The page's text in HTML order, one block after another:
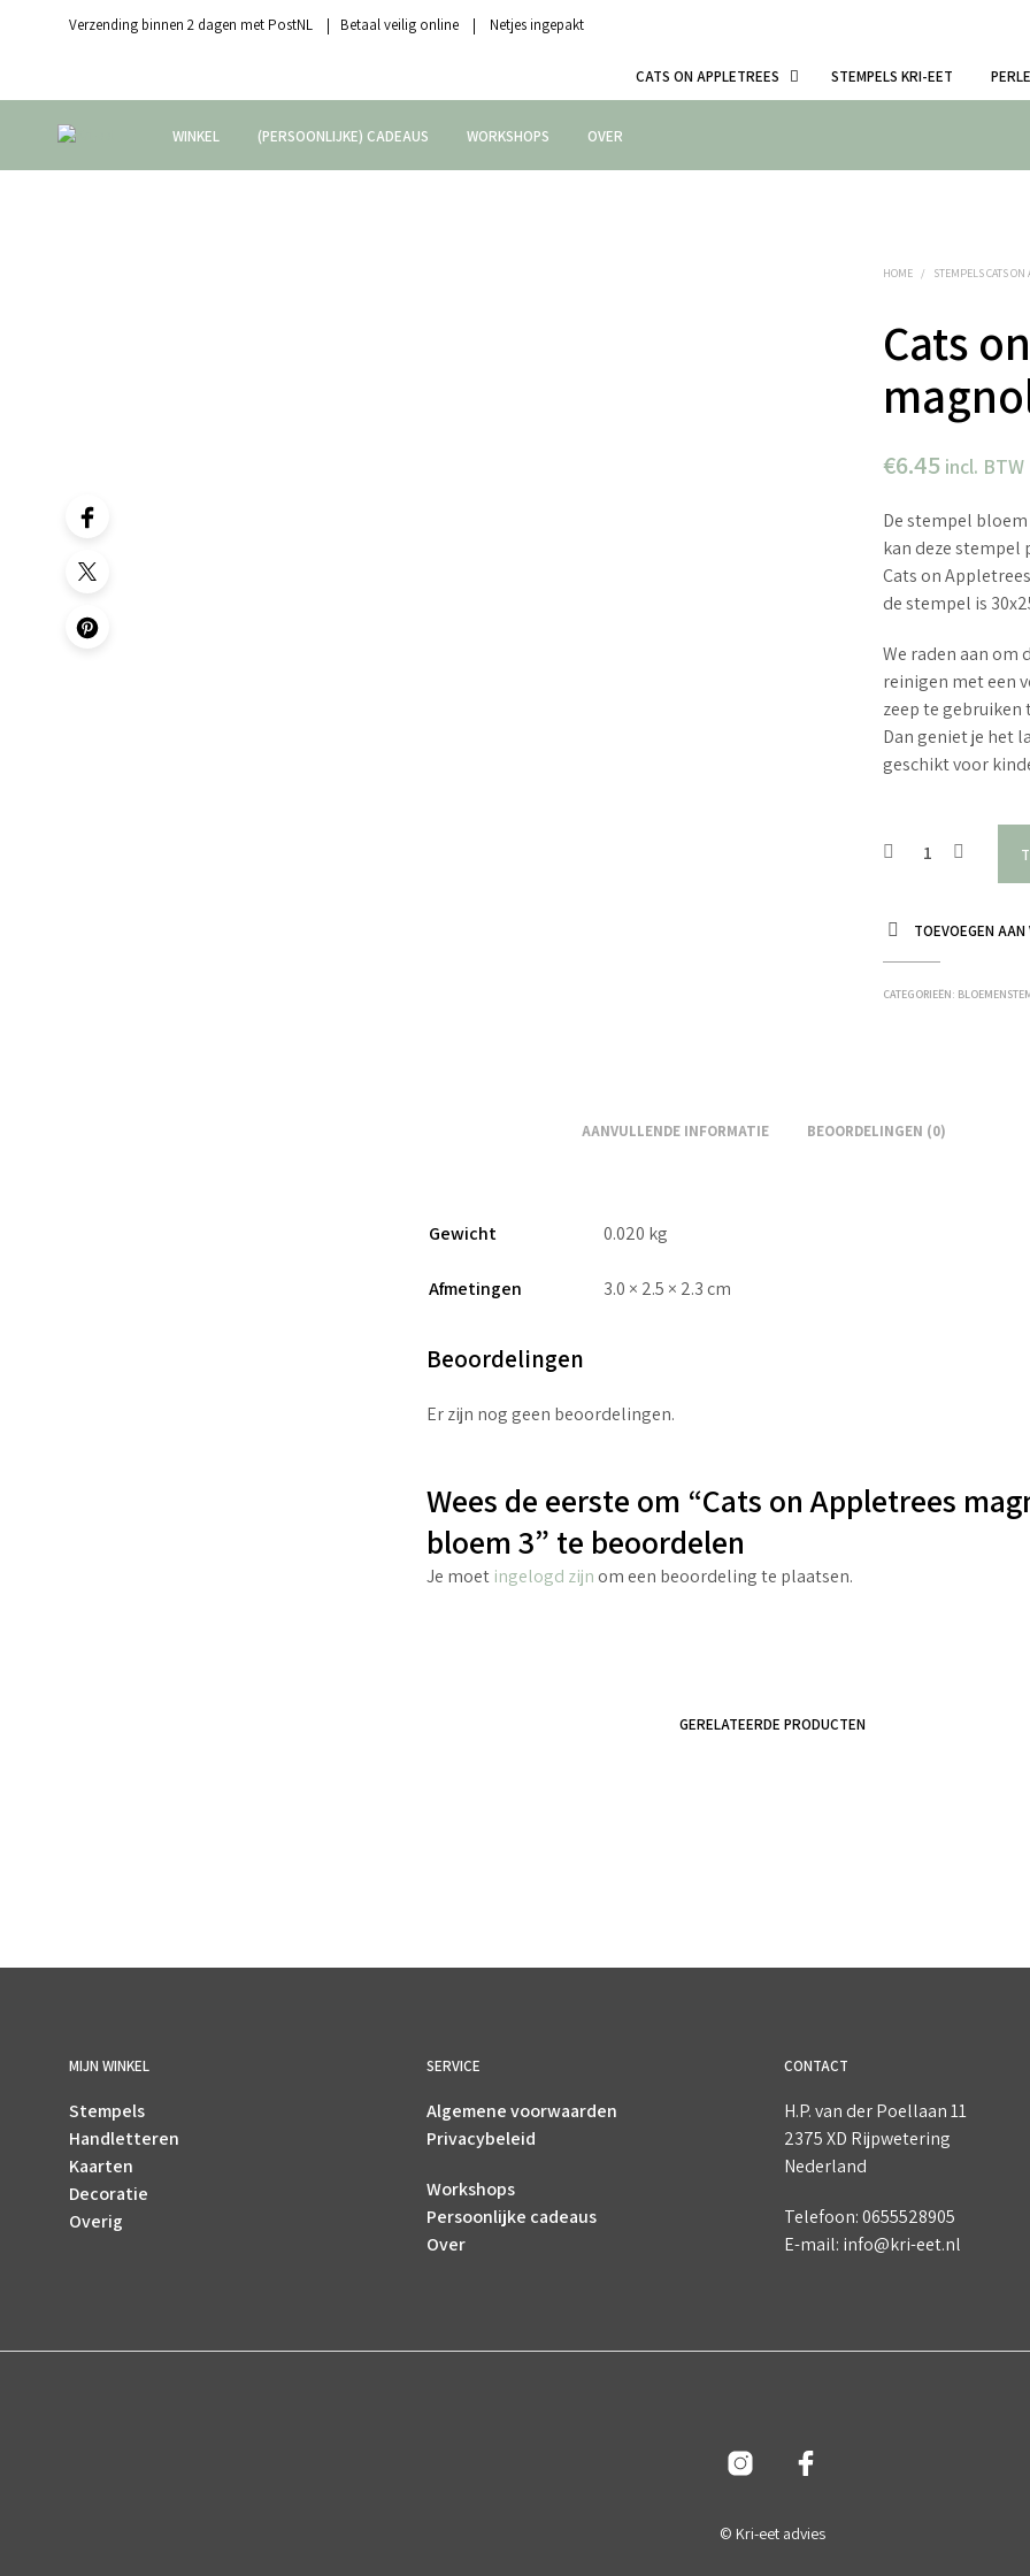
Verzending binnen 2 dagen met PostNL | Betaal veilig online | Netjes ingepakt
CATS ON APPLETREES STEMPELS KRI-EET
WINKEL (PERSOONLIJKE) CADEAUS WORKSHOPS OVER
HOME / STEMPELS CATS ON
Cats
€6.45 incl. BTW
De stempel
kan deze stempel
Cats on
de stempel is
We raden aan om
reinigen met een
zeep te
Dan geniet je het
geschikt voor
TOEVOEGEN
CATEGORIEËN:
AANVULLENDE INFORMATIE BEOORDELINGEN (0)
Gewicht 0.020 kg
Afmetingen 3.0 × 2.5 × 2.3 cm
Beoordelingen
Er zijn nog geen beoordelingen.
Wees de eerste om “Cats on Appletrees
bloem 3” te beoordelen
Je moet ingelogd zijnom een beoordeling te plaatsen.
GERELATEERDE PRODUCTEN
MIJN WINKEL
Stempels
Handletteren
Kaarten
Decoratie
Overig
SERVICE
Algemene voorwaarden
Privacybeleid
Workshops
Persoonlijke cadeaus
Over
CONTACT
H.P. van der Poellaan 11
2375 XD Rijpwetering
Nederland
Telefoon: 0655528905
E-mail: info@kri-eet.nl
© Kri-eet advies